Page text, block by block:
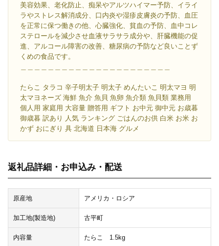
美容効果、老化防止、痴呆やアルツハイマー予防、イライ
ラやストレス解消成分、口内炎や湿疹皮膚炎の予防、血圧
を正常に保つ働きの他、心臓強化、貧血の予防、血中コレ
ステロールを減少させ血液サラサラ成分や、肝臓機能の促
進、アルコール障害の改善、糖尿病の予防など良いことず
くめの食品です。
たらこ タラコ 辛子明太子 明太子 めんたいこ 明太マヨ 明
太マヨネーズ 海鮮 魚介 魚貝 魚卵 魚介類 魚貝類 業務用
個人用 家庭用 大容量 贈答用 ギフト お中元 御中元 お歳暮
御歳暮 訳あり 人気 ランキング ごはんのお供 白米 お米 お
かず おにぎり 具 北海道 日本海 グルメ
返礼品詳細・お申込み・配送
原産地 アメリカ・ロシア
加工地(製造地) 古平町
内容量 たらこ 1.5kg